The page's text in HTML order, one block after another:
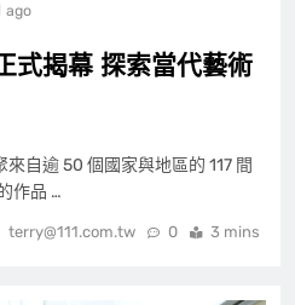
ago
式揭幕 探索當代藝術
來自逾 50 個國家與地區的 117 間
作品 …
terry@111.com.tw 0 3 mins